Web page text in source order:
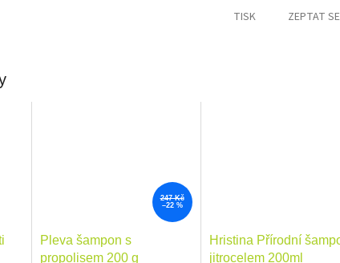
TISK ZEPTAT SE
247 Kč
–22 %
Pleva šampon s
propolisem 200 g
Hristina Přírodní
jitrocelem 200ml